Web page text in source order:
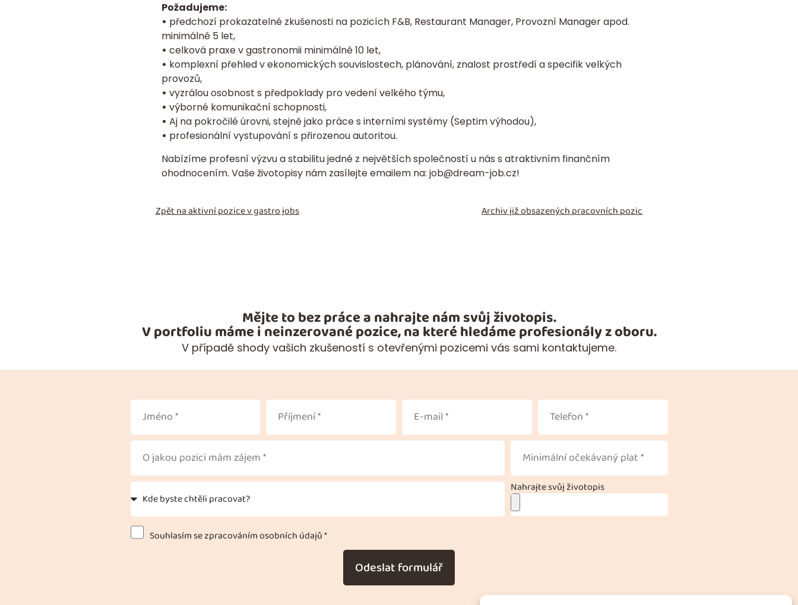
Požadujeme:
• předchozí prokazatelné zkušenosti na pozicích F&B, Restaurant Manager, Provozní Manager apod.
minimálně 5 let,
• celková praxe v gastronomii minimálně 10 let,
• komplexní přehled v ekonomických souvislostech, plánování, znalost prostředí a specifik velkých
provozů,
• vyzrálou osobnost s předpoklady pro vedení velkého týmu,
• výborné komunikační schopnosti,
• Aj na pokročilé úrovni, stejně jako práce s interními systémy (Septim výhodou),
• profesionální vystupování s přirozenou autoritou.
Nabízíme profesní výzvu a stabilitu jedné z největších společností u nás s atraktivním finančním
ohodnocením. Vaše životopisy nám zasílejte emailem na: job@dream-job.cz!
Zpět na aktivní pozice vgastro jobs Archiv již obsazených pracovních pozic
Mějte to bez práce a nahrajte nám svůj životopis.
V portfoliu máme i neinzerované pozice, na které hledáme profesionály z oboru.
V případě shody vašich zkušeností s otevřenými pozicemi vás sami kontaktujeme.
Nahrajte svůj životopis
Souhlasím se zpracováním osobních údajů *
Odeslat formulář